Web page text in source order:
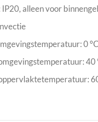
alleen voor
0 °C
40